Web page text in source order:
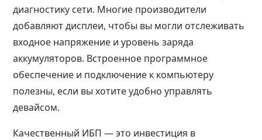
диагностику сети. Многие производители
добавляют дисплеи, чтобы вы могли отслеживать
входное напряжение и уровень заряда
аккумуляторов. Встроенное программное
обеспечение и подключение к компьютеру
полезны, если вы хотите удобно управлять
девайсом.
Качественный ИБП — это инвестиция в